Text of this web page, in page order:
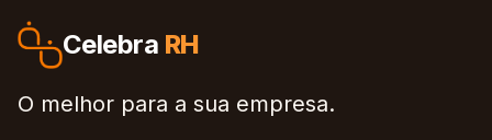
Celebra RH
O melhor para a sua empresa.